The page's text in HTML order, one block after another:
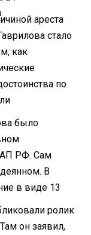
ареста
стало
как
по
было
РФ. Сам
В
в виде 13
ролик
он заявил,